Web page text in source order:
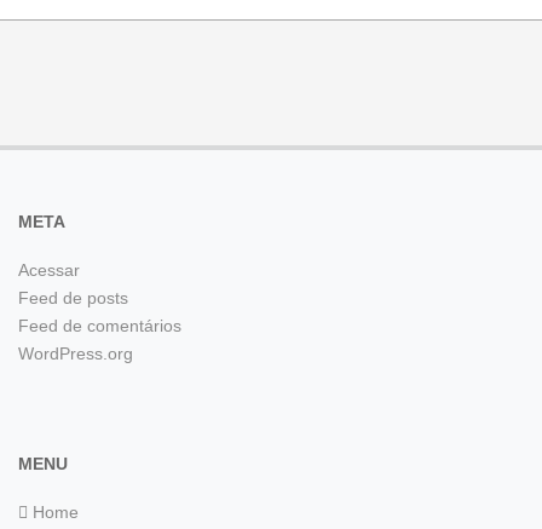
META
Acessar
Feed de posts
Feed de comentários
WordPress.org
MENU
Home